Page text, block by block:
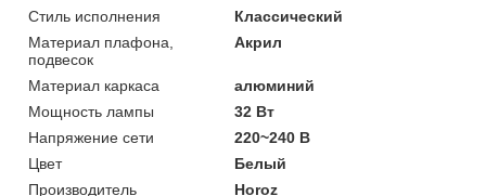
Стиль исполнения
Классический
Материал плафона,
подвесок
Акрил
Материал каркаса
алюминий
Мощность лампы
32 Вт
Напряжение сети
220~240 В
Цвет
Белый
Производитель
Horoz